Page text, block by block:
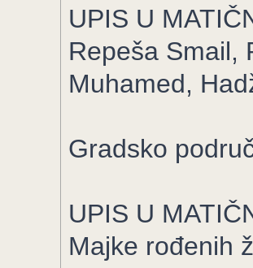
UPIS U
Repeša Smail,
Muhamed,
Gradsko
UPIS U
Majke rođenih